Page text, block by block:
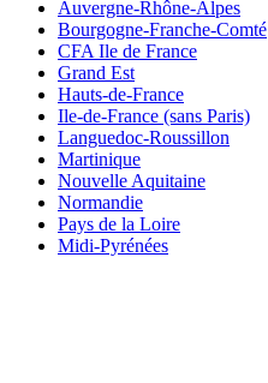
Auvergne-Rhône-Alpes
Bourgogne-Franche-Comté
CFA Ile de France
Grand Est
Hauts-de-France
Ile-de-France (sans Paris)
Languedoc-Roussillon
Martinique
Nouvelle Aquitaine
Normandie
Pays de la Loire
Midi-Pyrénées